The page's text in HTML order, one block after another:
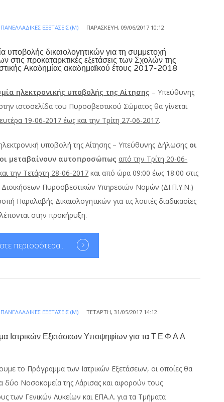
ΠΑΝΕΛΛΑΔΙΚΈΣ ΕΞΕΤΆΣΕΙΣ (Μ) ΠΑΡΑΣΚΕΥΉ, 09/06/2017 10:12
υποβολής δικαιολογητικών για τη συμμετοχή
στις προκαταρκτικές εξετάσεις των Σχολών της
Ακαδημίας ακαδημαϊκού έτους 2017-2018
ηλεκτρονικής υποβολής της Αίτησης – Υπεύθυνης
ιστοσελίδα του Πυροσβεστικού Σώματος θα γίνεται
19-06-2017 έως και την Τρίτη 27-06-2017.
υποβολή της Αίτησης – Υπεύθυνης Δήλωσης οι
μεταβαίνουν αυτοπροσώπως από την Τρίτη 20-06-
την Τετάρτη 28-06-2017 και από ώρα 09:00 έως 18:00 στις
Διοικήσεων Πυροσβεστικών Υπηρεσιών Νομών (ΔΙ.Π.Υ.Ν.)
Παραλαβής Δικαιολογητικών για τις λοιπές διαδικασίες
στην προκήρυξη.
περισσότερα...
ΠΑΝΕΛΛΑΔΙΚΈΣ ΕΞΕΤΆΣΕΙΣ (Μ) ΤΕΤΆΡΤΗ, 31/05/2017 14:12
Ιατρικών Εξετάσεων Υποψηφίων για τα Τ.Ε.Φ.Α.Α
το Πρόγραμμα των Ιατρικών Εξετάσεων, οι οποίες θα
δύο Νοσοκομεία της Λάρισας και αφορούν τους
των Γενικών Λυκείων και ΕΠΑ.Λ. για τα Τμήματα